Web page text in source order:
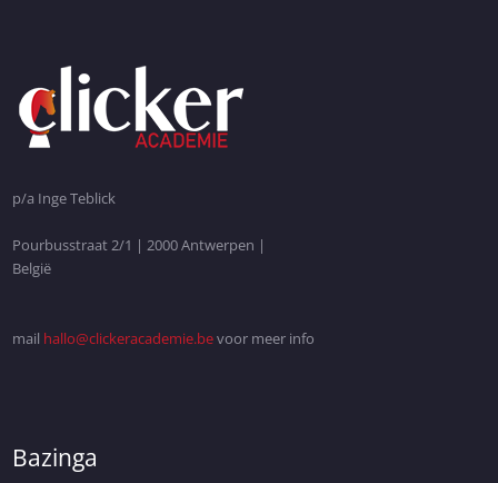
p/a Inge Teblick
Pourbusstraat 2/1 | 2000 Antwerpen |
België
mail hallo@clickeracademie.bevoor meer info
Bazinga